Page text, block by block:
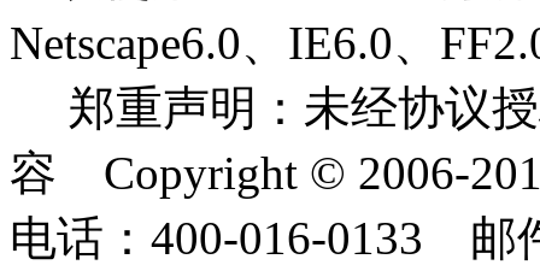
Netscape6.0、IE6.0、
郑重声明：未经协议
容 Copyright © 2006-
电话：400-016-0133 邮